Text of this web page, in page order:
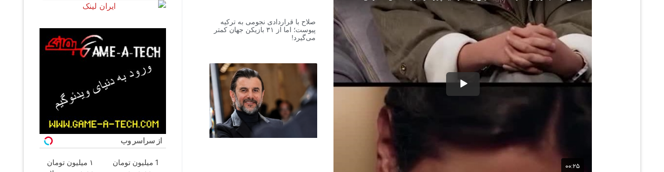
صلاح با قراردادی نجومی به ترکیه
پیوست؛ اما از ۳۱ بازیکن جهان کمتر
می‌گیرد!
از سراسر وب
1 میلیون تومان
۱ میلیون تومان